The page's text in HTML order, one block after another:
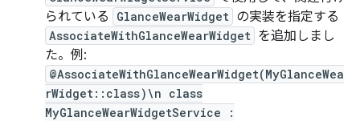
られている
GlanceWearWidget の実装を指定する
AssociateWithGlanceWearWidget を追加しまし
た。 例:
@AssociateWithGlanceWearWidget(MyGlanceWea
rWidget::class)\n class
MyGlanceWearWidgetService :